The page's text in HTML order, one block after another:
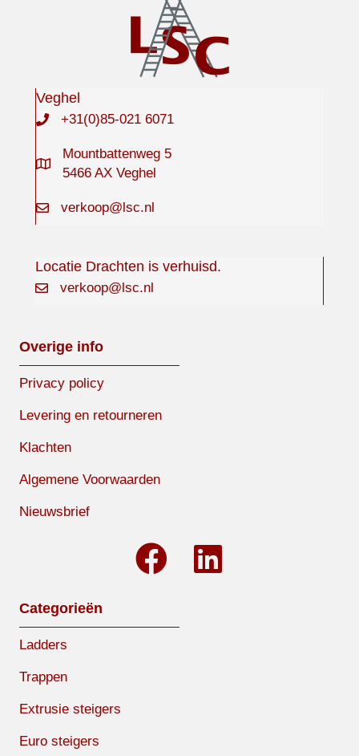
Veghel
+31(0)85-021 6071
Mountbattenweg 5
5466 AX Veghel
verkoop@lsc.nl
Locatie Drachten is verhuisd.
verkoop@lsc.nl
Overige info
Privacy policy
Levering en retourneren
Klachten
Algemene Voorwaarden
Nieuwsbrief
Categorieën
Ladders
Trappen
Extrusie steigers
Euro steigers